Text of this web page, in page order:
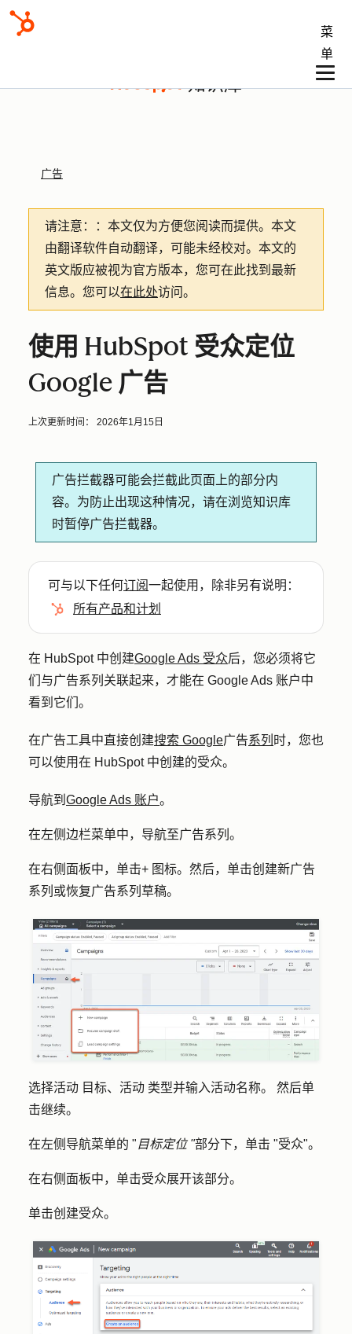
菜
单
知识库
广告
请注意： ：本文仅为方便您阅读而提供。 本文
由翻译软件自动翻译，可能未经校对。本文的
英文版应被视为官方版本，您可在此找到最新
信息。您可以在此处访问。
使用 HubSpot 受众定位
Google 广告
上次更新时间： 2026年1月15日
广告拦截器可能会拦截此页面上的部分内
容。为防止出现这种情况，请在浏览知识库
时暂停广告拦截器。
可与以下任何订阅一起使用，除非另有说明：
所有产品和计划
在 HubSpot 中创建Google Ads 受众后，您必须将它
们与广告系列关联起来，才能在 Google Ads 账户中
看到它们。
在广告工具中直接创建搜索 Google广告系列 时，您也
可以使用在 HubSpot 中创建的受众。
导航到 Google Ads 账户。
在左侧边栏菜单中，导航至广告系列 。
在右侧面板中，单击+ 图标。然后，单击创建新广告
系列 或恢复广告系列草稿。
选择活动 目标、 活动 类型并输入活动名称。 然后单
击继续。
在左侧导航菜单的 " 目标定位 "部分下，单击 "受众"。
在右侧面板中，单击受众展开该部分。
单击创建受众。